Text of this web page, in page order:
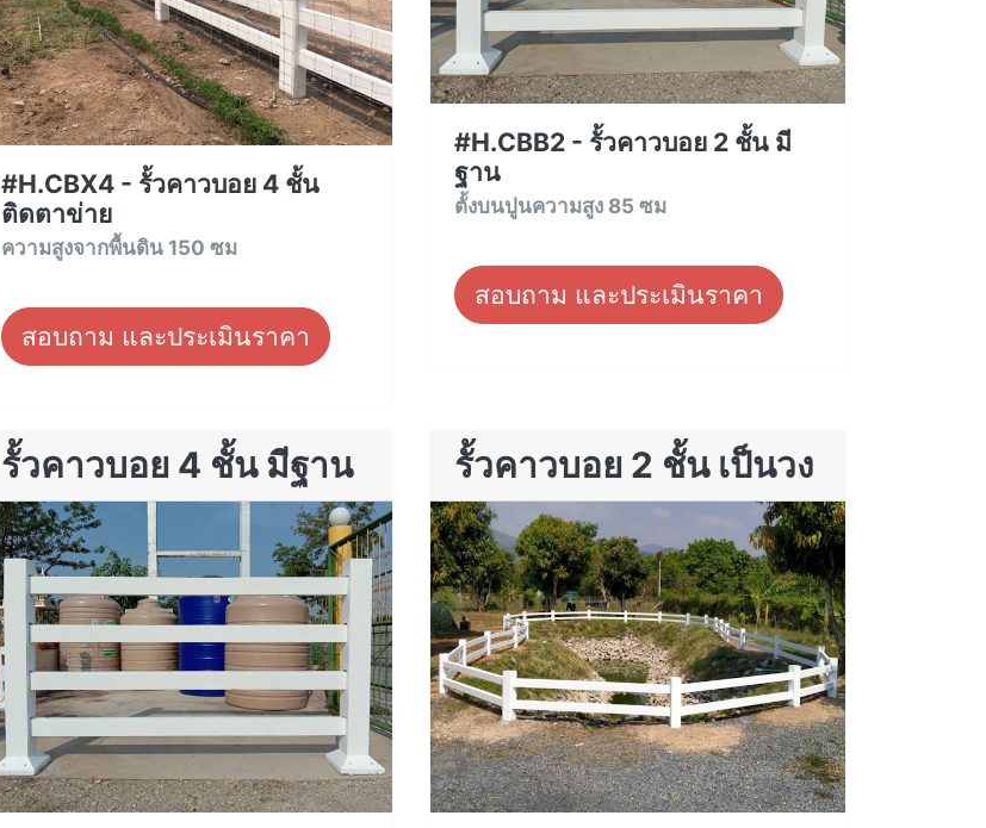
#H.CBX4 - รั้วคาวบอย 4 ชั้น
ติดตาข่าย
ความสูงจากพื้นดิน 150 ซม
สอบถาม และประเมินราคา
#H.CBB2 - รั้วคาวบอย 2 ชั้น มี
ฐาน
ตั้งบนปูนความสูง 85 ซม
สอบถาม และประเมินราคา
รั้วคาวบอย 4 ชั้น มีฐาน รั้วคาวบอย 2 ชั้น เป็นวง